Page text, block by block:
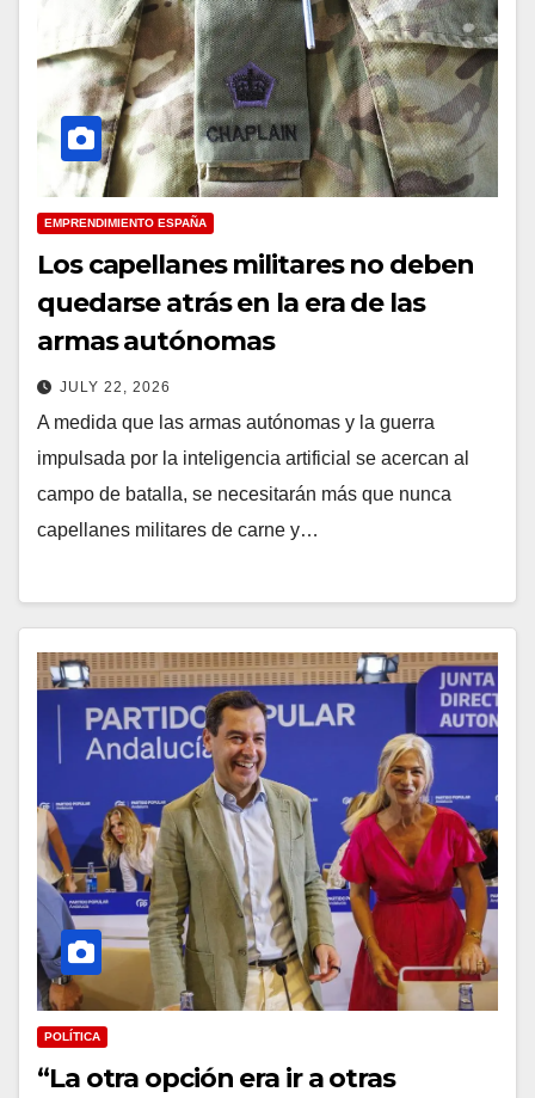
EMPRENDIMIENTO ESPAÑA
Los capellanes militares no deben
quedarse atrás en la era de las
armas autónomas
JULY 22, 2026
A medida que las armas autónomas y la guerra
impulsada por la inteligencia artificial se acercan al
campo de batalla, se necesitarán más que nunca
capellanes militares de carne y…
POLÍTICA
“La otra opción era ir a otras